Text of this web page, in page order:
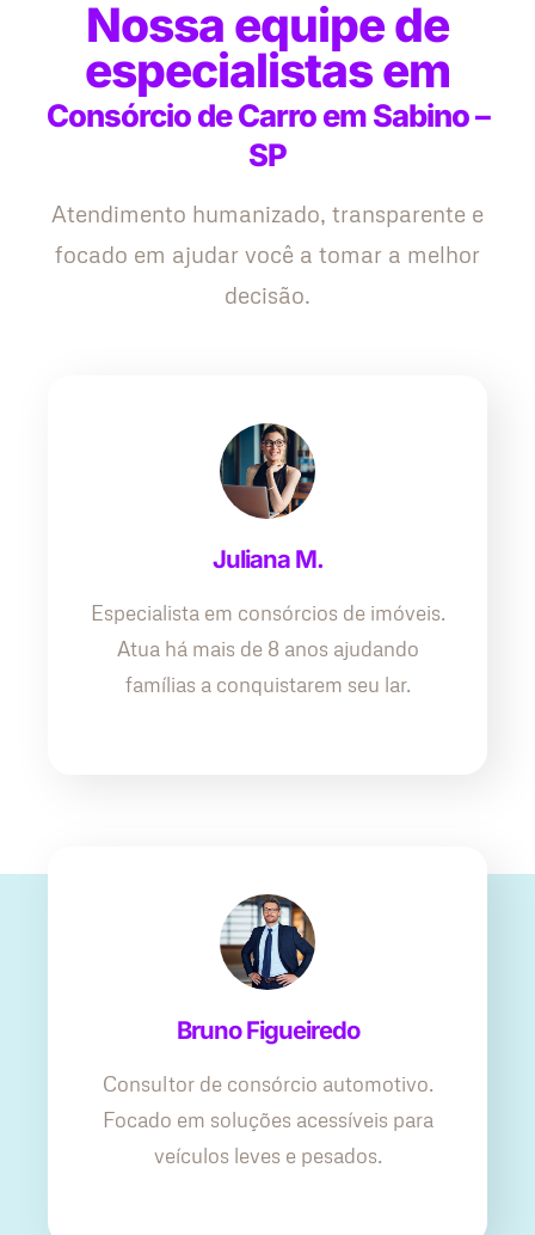
Nossa equipe de
especialistas em
Consórcio de Carro em Sabino –
SP
Atendimento humanizado, transparente e
focado em ajudar você a tomar a melhor
decisão.
Juliana M.
Especialista em consórcios de imóveis.
Atua há mais de 8 anos ajudando
famílias a conquistarem seu lar.
Bruno Figueiredo
Consultor de consórcio automotivo.
Focado em soluções acessíveis para
veículos leves e pesados.